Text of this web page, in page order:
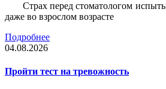
Страх перед стоматологом
даже во взрослом возрасте
Подробнее
04.08.2026
Пройти тест на тревожность